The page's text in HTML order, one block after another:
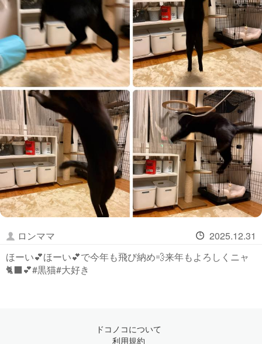
ロンママ
2025.12.31
ほーい💕ほーい💕で今年も飛び納め💨来年もよろしくニャ
🐈‍⬛💕#黒猫#大好き
ドコノコについて
利用規約